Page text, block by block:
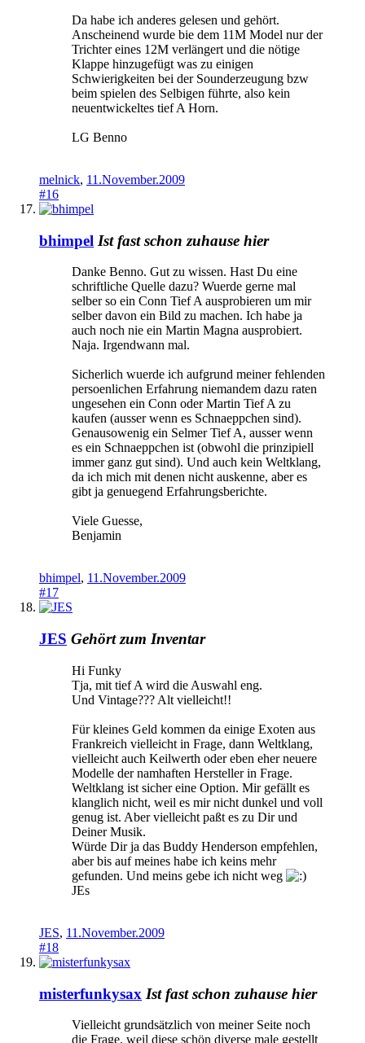
Da habe ich anderes gelesen und gehört.
Anscheinend wurde bie dem 11M Model nur der
Trichter eines 12M verlängert und die nötige
Klappe hinzugefügt was zu einigen
Schwierigkeiten bei der Sounderzeugung bzw
beim spielen des Selbigen führte, also kein
neuentwickeltes tief A Horn.
LG Benno
melnick, 11.November.2009
#16
bhimpel Ist fast schon zuhause hier
Danke Benno. Gut zu wissen. Hast Du eine
schriftliche Quelle dazu? Wuerde gerne mal
selber so ein Conn Tief A ausprobieren um mir
selber davon ein Bild zu machen. Ich habe ja
auch noch nie ein Martin Magna ausprobiert.
Naja. Irgendwann mal.
Sicherlich wuerde ich aufgrund meiner fehlenden
persoenlichen Erfahrung niemandem dazu raten
ungesehen ein Conn oder Martin Tief A zu
kaufen (ausser wenn es Schnaeppchen sind).
Genausowenig ein Selmer Tief A, ausser wenn
es ein Schnaeppchen ist (obwohl die prinzipiell
immer ganz gut sind). Und auch kein Weltklang,
da ich mich mit denen nicht auskenne, aber es
gibt ja genuegend Erfahrungsberichte.
Viele Guesse,
Benjamin
bhimpel, 11.November.2009
#17
JES Gehört zum Inventar
Hi Funky
Tja, mit tief A wird die Auswahl eng.
Und Vintage??? Alt vielleicht!!
Für kleines Geld kommen da einige Exoten aus
Frankreich vielleicht in Frage, dann Weltklang,
vielleicht auch Keilwerth oder eben eher neuere
Modelle der namhaften Hersteller in Frage.
Weltklang ist sicher eine Option. Mir gefällt es
klanglich nicht, weil es mir nicht dunkel und voll
genug ist. Aber vielleicht paßt es zu Dir und
Deiner Musik.
Würde Dir ja das Buddy Henderson empfehlen,
aber bis auf meines habe ich keins mehr
gefunden. Und meins gebe ich nicht weg
JEs
JES, 11.November.2009
#18
misterfunkysax Ist fast schon zuhause hier
Vielleicht grundsätzlich von meiner Seite noch
die Frage, weil diese schön diverse male gestellt